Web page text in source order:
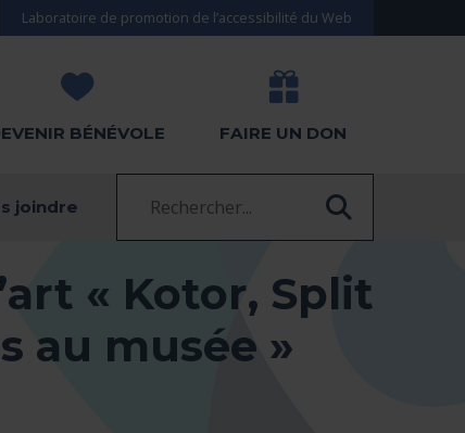
Laboratoire de promotion de l’accessibilité du Web
BÉNÉVOLE FAIRE UN DON
joindre
« Kotor, Split
au musée »